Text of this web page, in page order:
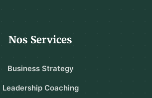
Nos Services
Business Strategy
Leadership Coaching